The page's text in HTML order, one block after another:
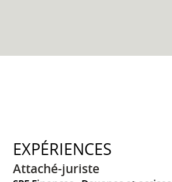
EXPÉRIENCES
Attaché-juriste